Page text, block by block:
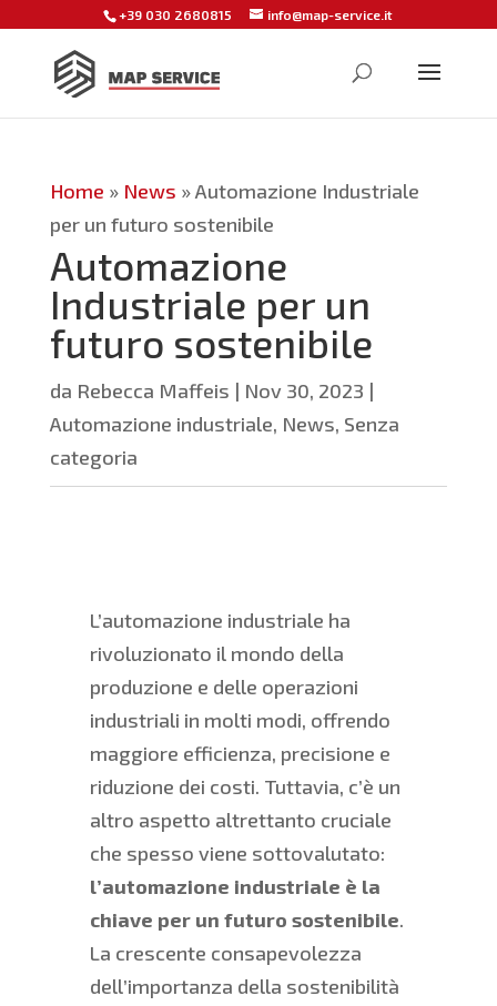
+39 030 2680815 info@map-service.it
Home » News »Automazione Industriale
per un futuro sostenibile
Automazione
Industriale per un
futuro sostenibile
da Rebecca Maffeis | Nov 30, 2023 |
Automazione industriale, News, Senza
categoria
L’automazione industriale ha
rivoluzionato il mondo della
produzione e delle operazioni
industriali in molti modi, offrendo
maggiore efficienza, precisione e
riduzione dei costi. Tuttavia, c’è un
altro aspetto altrettanto cruciale
che spesso viene sottovalutato:
l’automazione industriale è la
chiave per un futuro sostenibile.
La crescente consapevolezza
dell’importanza della sostenibilità